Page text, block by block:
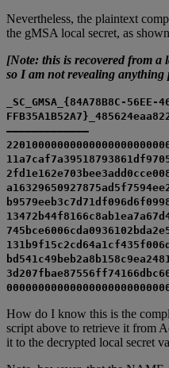
Nevertheless, the plaintext
the gMSA local secret, as
[Note: this is recovered from a
so I am not revealing anything
_SC_GMSA_{84A78B8C-56EE-
————————————–
How do I know this is the
script above to retrieve it from
it to the decrypted local secret